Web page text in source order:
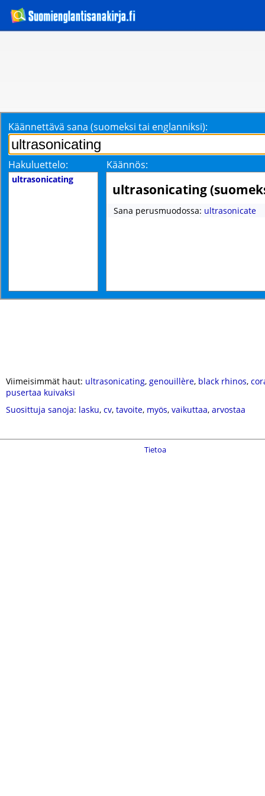
Käännettävä sana (suomeksi tai englanniksi):
Hakuluettelo: Käännös:
ultrasonicating
ultrasonicating
Sana perusmuodossa: ultrasonicate
Viimeisimmät haut: ultrasonicating, genouillère, black rhinos,
pusertaa kuivaksi
Suosittuja sanoja: lasku, cv, tavoite, myös, vaikuttaa, arvostaa
Tietoa